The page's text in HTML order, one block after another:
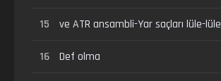
15 ve ATR ansambli-Yar saçları lüle-lüle
16 Def olma